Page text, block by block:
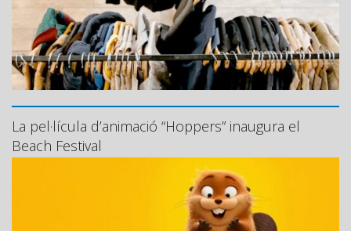
La pel·lícula d’animació “Hoppers” inaugura el
Beach Festival